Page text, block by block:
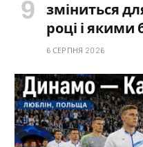
зміниться
році і якими
6 СЕРПНЯ 2026